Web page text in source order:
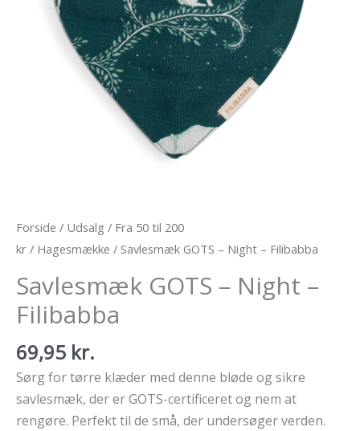
Forside / Udsalg / Fra 50 til 200
kr / Hagesmække / Savlesmæk GOTS – Night – Filibabba
Savlesmæk GOTS – Night –
Filibabba
69,95 kr.
Sørg for tørre klæder med denne bløde og sikre
savlesmæk, der er GOTS-certificeret og nem at
rengøre. Perfekt til de små, der undersøger verden.